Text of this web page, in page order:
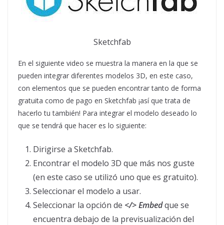
Sketchfab
En el siguiente video se muestra la manera en la que se
pueden integrar diferentes modelos 3D, en este caso,
con elementos que se pueden encontrar tanto de forma
gratuita como de pago en Sketchfab ¡así que trata de
hacerlo tu también! Para integrar el modelo deseado lo
que se tendrá que hacer es lo siguiente:
Dirigirse a Sketchfab.
Encontrar el modelo 3D que más nos guste
(en este caso se utilizó uno que es gratuito).
Seleccionar el modelo a usar.
Seleccionar la opción de </> Embedque se
encuentra debajo de la previsualización del